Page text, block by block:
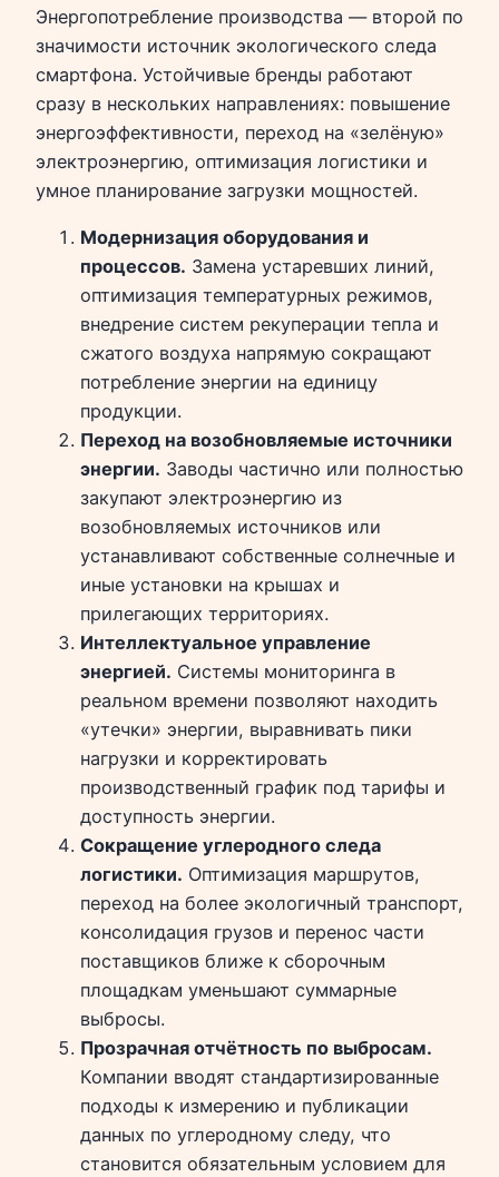
Энергопотребление производства — второй по
значимости источник экологического следа
смартфона. Устойчивые бренды работают
сразу в нескольких направлениях: повышение
энергоэффективности, переход на «зелёную»
электроэнергию, оптимизация логистики и
умное планирование загрузки мощностей.
Модернизация оборудования и
процессов. Замена устаревших линий,
оптимизация температурных режимов,
внедрение систем рекуперации тепла и
сжатого воздуха напрямую сокращают
потребление энергии на единицу
продукции.
Переход на возобновляемые источники
энергии. Заводы частично или полностью
закупают электроэнергию из
возобновляемых источников или
устанавливают собственные солнечные и
иные установки на крышах и
прилегающих территориях.
Интеллектуальное управление
энергией. Системы мониторинга в
реальном времени позволяют находить
«утечки» энергии, выравнивать пики
нагрузки и корректировать
производственный график под тарифы и
доступность энергии.
Сокращение углеродного следа
логистики. Оптимизация маршрутов,
переход на более экологичный транспорт,
консолидация грузов и перенос части
поставщиков ближе к сборочным
площадкам уменьшают суммарные
выбросы.
Прозрачная отчётность по выбросам.
Компании вводят стандартизированные
подходы к измерению и публикации
данных по углеродному следу, что
становится обязательным условием для